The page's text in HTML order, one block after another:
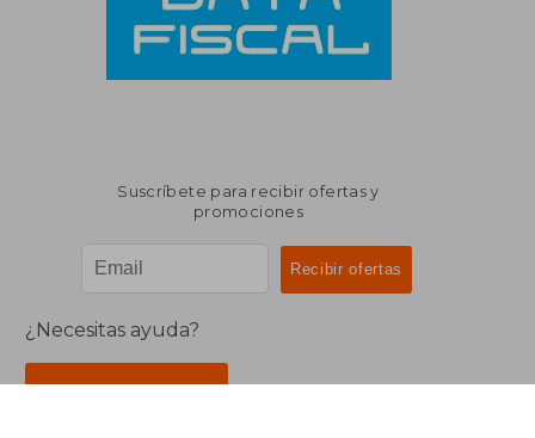
Suscríbete para recibir ofertas y
promociones
¿Necesitas ayuda?